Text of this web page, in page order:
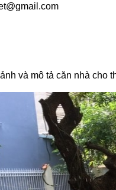
và mô tả căn nhà cho
thự Compound
Văn Hưởng
_Phường Thảo Điền - An Ninh
/ tháng
4 Phòng